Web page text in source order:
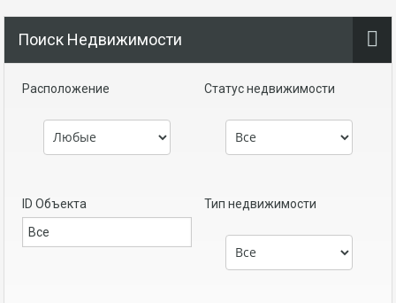
Поиск Недвижимости
Расположение Статус недвижимости
ID Объекта Тип недвижимости